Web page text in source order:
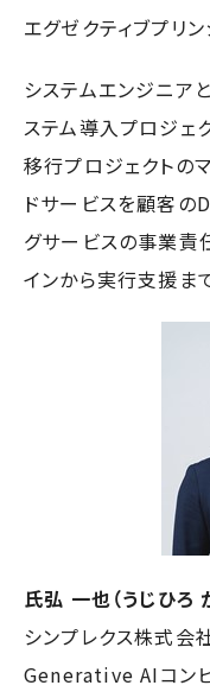
エグゼクティブプリ
システムエンジニア
ステム導入プロジェ
移行プロジェクトの
ドサービスを顧客の
グサービスの事業責
インから実行支援ま
氏弘 一也（うじひろ
シンプレクス株式会
Generative AIコン